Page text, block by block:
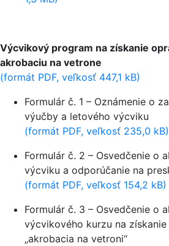
Výcvikový program na získanie
akrobaciu na vetrone
(formát PDF, veľkosť 447,1 kB)
Formulár č. 1 – Oznámenie o
výučby a letového výcviku
(formát PDF, veľkosť 235,0 kB)
Formulár č. 2 – Osvedčenie o
výcviku a odporúčanie na
(formát PDF, veľkosť 154,2 kB)
Formulár č. 3 – Osvedčenie o
výcvikového kurzu na získanie
„akrobacia na vetroni“